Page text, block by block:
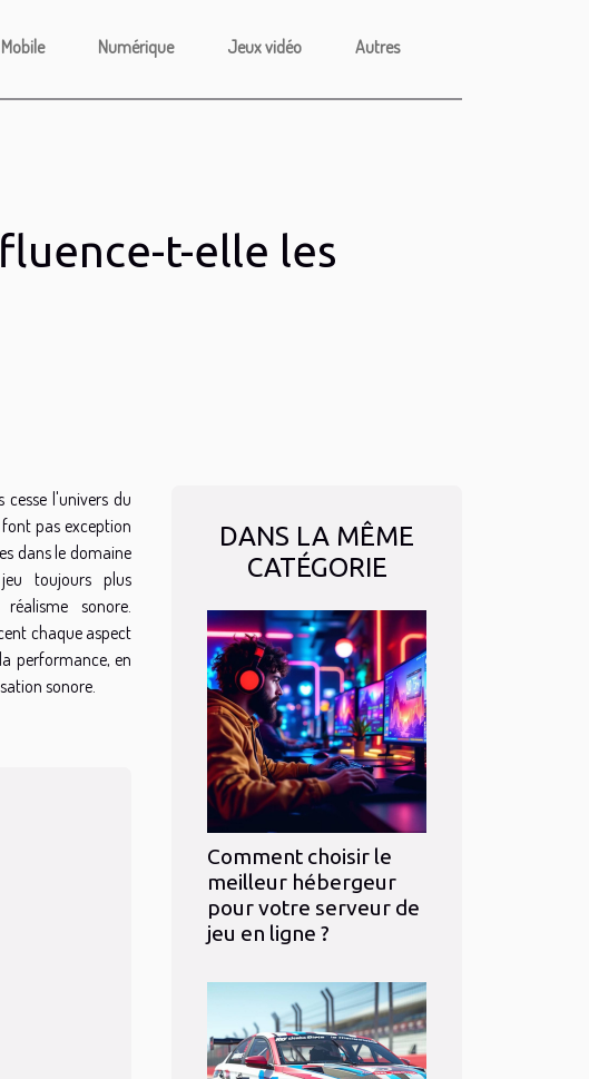
Mobile Numérique Jeux vidéo Autres
t-elle les
l'univers du
pas exception
dans le domaine
toujours plus
sonore.
chaque aspect
performance, en
sonore.
DANS LA MÊME
CATÉGORIE
Comment choisir le
meilleur hébergeur
pour votre serveur de
jeu en ligne ?